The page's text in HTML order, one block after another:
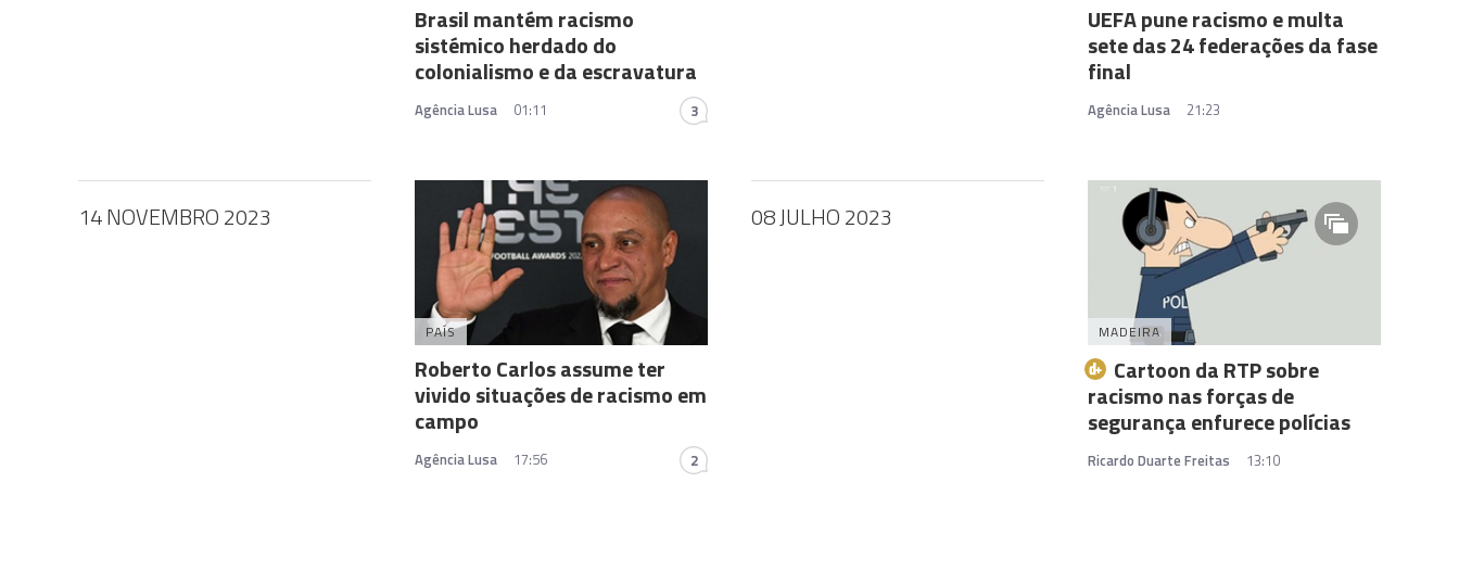
Brasil mantém racismo
sistémico herdado do
colonialismo e da escravatura
Agência Lusa 01:11 3
UEFA pune racismo e multa
sete das 24 federações da fase
final
Agência Lusa 21:23
14 NOVEMBRO 2023
PAÍS
Roberto Carlos assume ter
vivido situações de racismo em
campo
Agência Lusa 17:56 2
08 JULHO 2023
MADEIRA
Cartoon da RTP sobre
racismo nas forças de
segurança enfurece polícias
Ricardo Duarte Freitas 13:10